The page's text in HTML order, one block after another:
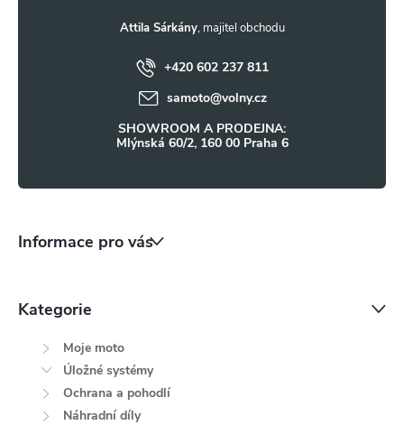
Attila Sárkány
+420 602 237 811
samoto@volny.cz
SHOWROOM A PRODEJNA:
Mlýnská 60/2, 160 00 Praha 6
Informace pro vás
Kategorie
Moje moto
Úložné systémy
Ochrana a pohodlí
Náhradní díly